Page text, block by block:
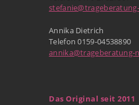
Annika Dietrich
Telefon 0159-04538890
annika@trageberatung-
Das Original seit 2011